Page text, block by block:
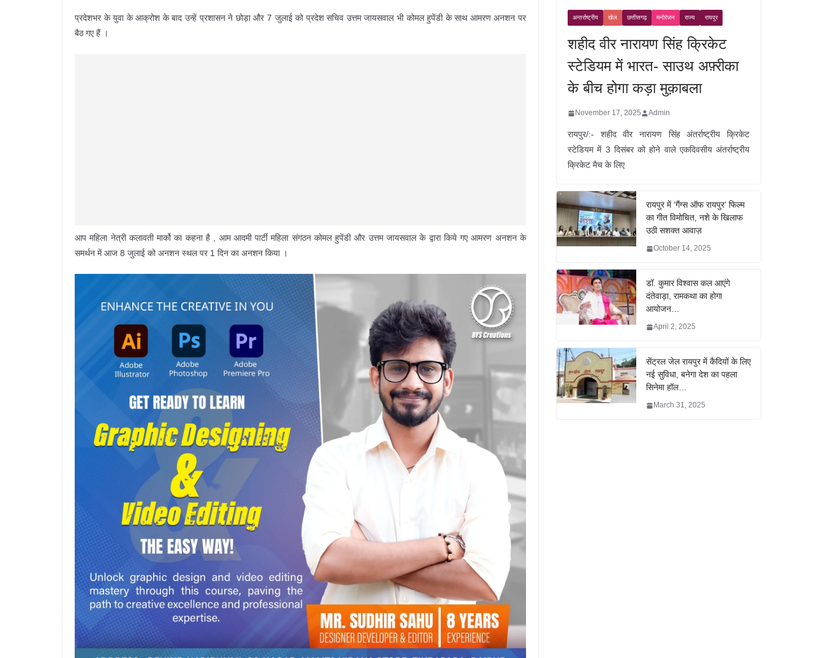
प्रदेशभर के युवा के आक्रोश के बाद उन्हें प्रशासन ने छोड़ा और 7 जुलाई को प्रदेश सचिव उत्तम जायसवाल भी कोमल हुपेंडी के साथ आमरण अनशन पर
बैठ गए हैं ।
आप महिला नेत्री कलावती मार्को का कहना है , आम आदमी पार्टी महिला संगठन कोमल हुपेंडी और उत्तम जायसवाल के द्वारा किये गए आमरण अनशन के
समर्थन में आज 8 जुलाई को अनशन स्थल पर 1 दिन का अनशन किया ।
अन्तर्राष्ट्रीय खेल छत्तीसगढ़ मनोरंजन राज्य रायपुर
शहीद वीर नारायण सिंह क्रिकेट
स्टेडियम में भारत- साउथ अफ़्रीका
के बीच होगा कड़ा मुक़ाबला
November 17, 2025 Admin
रायपुर/:- शहीद वीर नारायण सिंह अंतर्राष्ट्रीय क्रिकेट
स्टेडियम में 3 दिसंबर को होने वाले एकदिवसीय अंतर्राष्ट्रीय
क्रिकेट मैच के लिए
रायपुर में ‘गैंग्स ऑफ रायपुर’ फिल्म
का गीत विमोचित, नशे के खिलाफ
उठी सशक्त आवाज़
October 14, 2025
डॉ. कुमार विश्वास कल आएंगे
दंतेवाड़ा, रामकथा का होगा
आयोजन…
April 2, 2025
सेंट्रल जेल रायपुर में कैदियों के लिए
नई सुविधा, बनेगा देश का पहला
सिनेमा हॉल…
March 31, 2025